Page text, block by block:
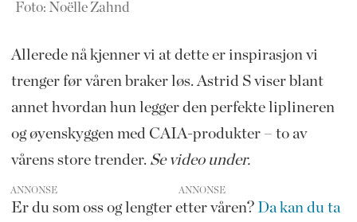
Foto: Noëlle Zahnd
Allerede nå kjenner vi at dette er inspirasjon vi
trenger før våren braker løs. Astrid S viser blant
annet hvordan hun legger den perfekte liplineren
og øyenskyggen med CAIA-produkter – to av
vårens store trender. Se video under.
ANNONSE
Er du som oss og lengter etter våren? Da kan du ta